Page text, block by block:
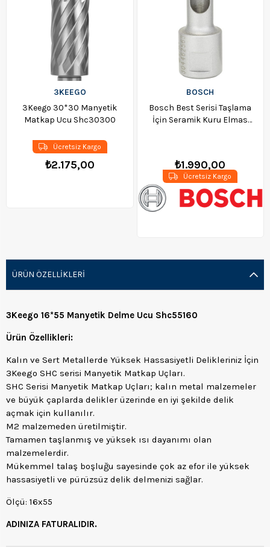
3KEEGO
3Keego 30*30 Manyetik
Matkap Ucu Shc30300
₺2.175,00
Ücretsiz Kargo
BOSCH
Bosch Best Serisi Taşlama
İçin Seramik Kuru Elmas
₺1.990,00
Ücretsiz Kargo
ÜRÜN ÖZELLIKLERI
3Keego 16*55 Manyetik Delme Ucu Shc55160
Ürün Özellikleri:
Kalın ve Sert Metallerde Yüksek Hassasiyetli Delikleriniz İçin
3Keego SHC serisi Manyetik Matkap Uçları.
SHC Serisi Manyetik Matkap Uçları; kalın metal malzemeler
ve büyük çaplarda delikler üzerinde en iyi şekilde delik
açmak için kullanılır.
M2 malzemeden üretilmiştir.
Tamamen taşlanmış ve yüksek ısı dayanımı olan
malzemelerdir.
Mükemmel talaş boşluğu sayesinde çok az efor ile yüksek
hassasiyetli ve pürüzsüz delik delmenizi sağlar.
Ölçü: 16x55
ADINIZA FATURALIDIR.